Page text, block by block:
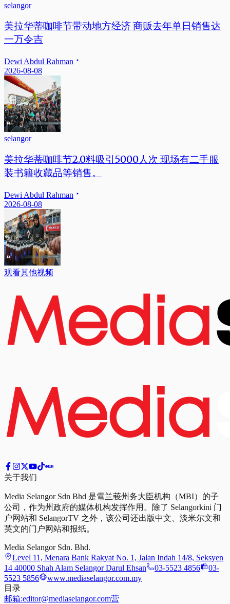
selangor
美拉华蒂咖啡节带动地方经济 商贩去年单日销售达
一万令吉
Dewi Abdul Rahman
2026-08-08
selangor
美拉华蒂咖啡节2.0料吸引5000人次 现场有二手服
装书籍收藏品等销售。
Dewi Abdul Rahman
2026-08-08
观看其他视频
关于我们
Media Selangor Sdn Bhd 是雪兰莪州务大臣机构（MBI）的子
公司，作为州政府的媒体机构发挥作用。除了 Selangorkini 门
户网站和 SelangorTV 之外，该公司还出版中文、淡米尔文和
英文的门户网站和报纸。
Media Selangor Sdn. Bhd.
Level 11, Menara Bank Rakyat No. 1, Jalan Indah 14/8, Seksyen
14 40000 Shah Alam Selangor Darul Ehsan
03-5523 4856
03-
5523 5856
www.mediaselangor.com.my
目录
邮箱:editor@mediaselangor.com营